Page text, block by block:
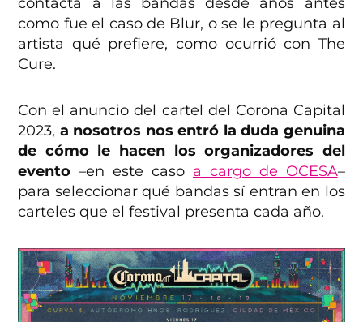
como fue el caso de Blur, o se le pregunta al
artista qué prefiere, como ocurrió con The
Cure.
Con el anuncio del cartel del Corona Capital
2023, a nosotros nos entró la duda genuina
de cómo le hacen los organizadores del
evento –en este caso a cargo de OCESA–
para seleccionar qué bandas sí entran en los
carteles que el festival presenta cada año.